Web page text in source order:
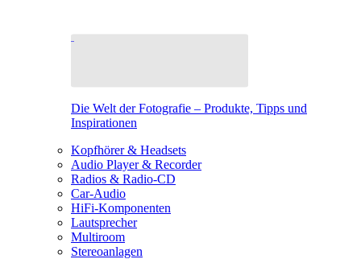
Die Welt der Fotografie – Produkte, Tipps und
Inspirationen
Kopfhörer & Headsets
Audio Player & Recorder
Radios & Radio-CD
Car-Audio
HiFi-Komponenten
Lautsprecher
Multiroom
Stereoanlagen